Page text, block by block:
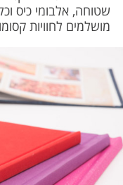
שטוחה, אלבומי כיס
מושלמים לחוויות